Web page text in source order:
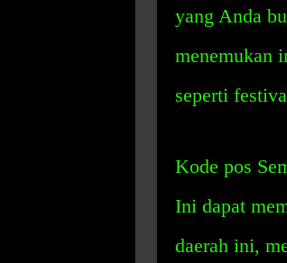
yang Anda
menemukan
seperti
Kode pos
Ini dapat
daerah ini,